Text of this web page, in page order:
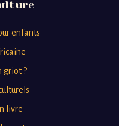
enfants
griot ?
livre